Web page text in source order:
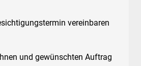
vereinbaren
und gewünschten Auftrag